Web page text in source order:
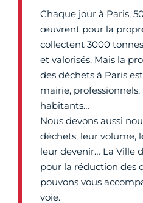
Chaque jour à Paris,
œuvrent pour la
collectent 3000
et valorisés. Mais la
des déchets à Paris
mairie, professionnels,
habitants…
Nous devons aussi
déchets, leur volume,
leur devenir… La Ville
pour la réduction des
pouvons vous
voie.